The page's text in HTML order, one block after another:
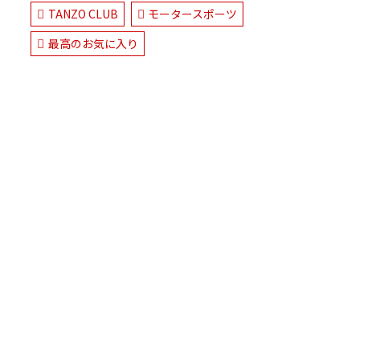
TANZO CLUB
モータースポーツ
最高のお気に入り